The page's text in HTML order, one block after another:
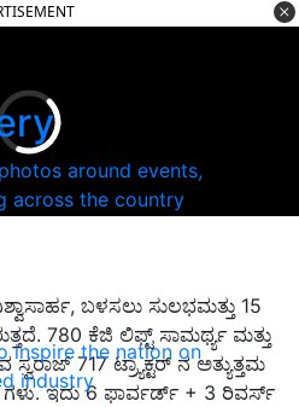
around events,
across the country
inspire the nation on
industry
ಬಳಸಲು ಸುಲಭಮತ್ತು 15
780 ಕೆಜಿ ಲಿಫ್ಟ್ ಸಾಮರ್ಥ್ಯ ಮತ್ತು
717 ಟ್ರ್ಯಾಕ್ಟರ್ ನ ಅತ್ಯುತ್ತಮ
ಗಳು. ಇದು 6 ಫಾರ್ವರ್ಡ್ + 3 ರಿವರ್ಸ್